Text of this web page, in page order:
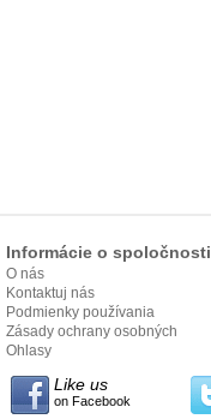
Informácie o spoločnosti
O nás
Kontaktuj nás
Podmienky používania
Zásady ochrany osobných
údajov
Ohlasy
Like us
on Facebook